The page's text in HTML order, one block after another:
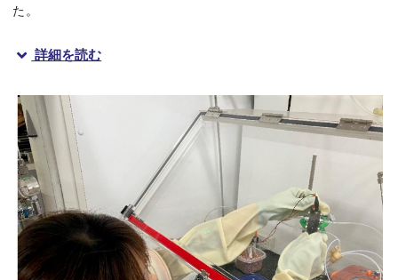
た。
研究の内容
燃焼時にCO を排出しないアンモニアは、 水素キャリア や発電
研究開発においては、東京大学大学院工学系研究科の西林仁昭教
本研究開発は、出光興産を幹事会社とし、NEDO（国立研究開
図1. 常温・常圧下、窒素・水・電気を用いたアンモニア電解合
報告例１：S. Zhang, H. Zhaoら,Angew. Chem. Int. Ed. , 59,
詳細を読む